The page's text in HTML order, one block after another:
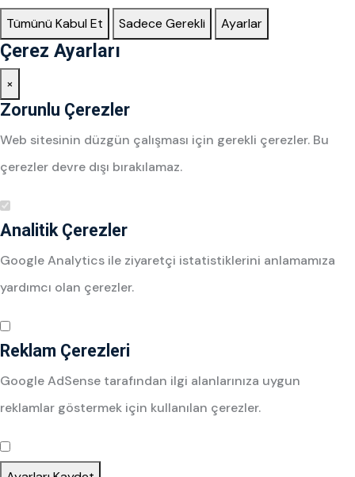
Tümünü Kabul Et Sadece Gerekli Ayarlar
Çerez Ayarları
×
Zorunlu Çerezler
Web sitesinin düzgün çalışması için gerekli çerezler. Bu
çerezler devre dışı bırakılamaz.
Analitik Çerezler
Google Analytics ile ziyaretçi istatistiklerini anlamamıza
yardımcı olan çerezler.
Reklam Çerezleri
Google AdSense tarafından ilgi alanlarınıza uygun
reklamlar göstermek için kullanılan çerezler.